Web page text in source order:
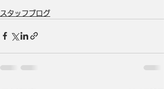
スタッフブログ